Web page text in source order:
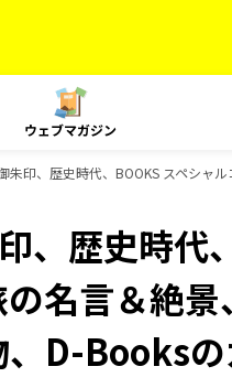
ウェブマガジン
朱印、歴史時代、BOOKS スペシャ
、歴史時代
名言＆絶
D-Books